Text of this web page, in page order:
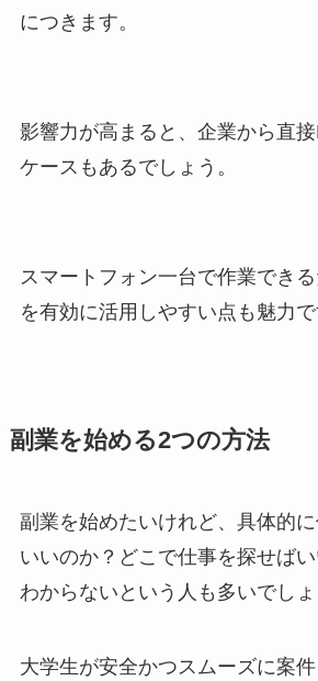
につきます。
影響力が高まると、企業から直
ケースもあるでしょう。
スマートフォン一台で作業でき
を有効に活用しやすい点も魅力で
副業を始める2つの方法
副業を始めたいけれど、具体的
いいのか？どこで仕事を探せばい
わからないという人も多いでしょ
大学生が安全かつスムーズに案